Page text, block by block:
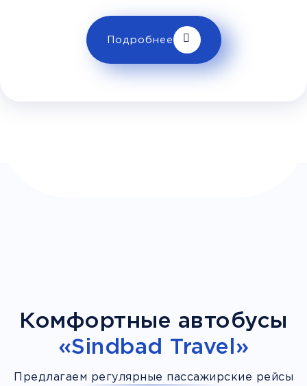
Телевизор Комфорт
Wi-Fi
Климат контроль
Подробнее
Комфортные автобусы
«Sindbad Travel»
Предлагаем регулярные пассажирские рейсы